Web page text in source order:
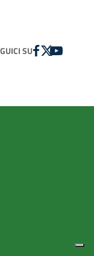
SUFACEBOOK
TWITTER
YOUTUBE